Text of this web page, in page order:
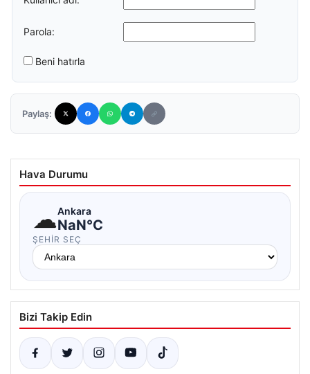
Parola:
Beni hatırla
Paylaş:
Hava Durumu
☁Ankara
NaN°C
ŞEHIR SEÇ
Bizi Takip Edin